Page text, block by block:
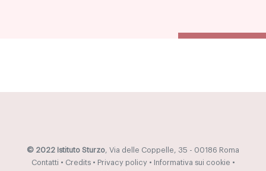
© 2022 Istituto Sturzo, Via delle Coppelle, 35 - 00186 Roma
Contatti • Credits• Privacy policy• Informativa sui cookie •